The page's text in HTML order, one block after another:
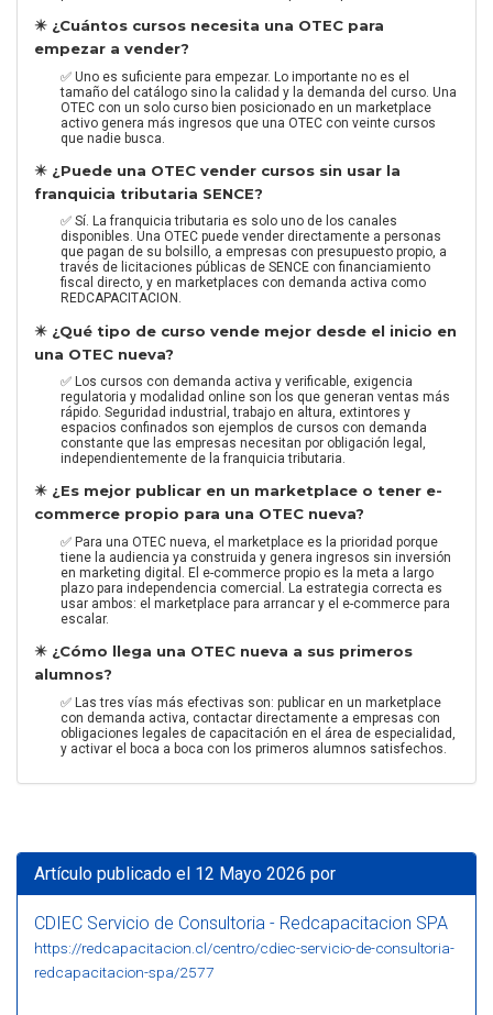
✴️ ¿Cuántos cursos necesita una OTEC para
empezar a vender?
✅ Uno es suficiente para empezar. Lo importante no es el
tamaño del catálogo sino la calidad y la demanda del curso. Una
OTEC con un solo curso bien posicionado en un marketplace
activo genera más ingresos que una OTEC con veinte cursos
que nadie busca.
✴️ ¿Puede una OTEC vender cursos sin usar la
franquicia tributaria SENCE?
✅ Sí. La franquicia tributaria es solo uno de los canales
disponibles. Una OTEC puede vender directamente a personas
que pagan de su bolsillo, a empresas con presupuesto propio, a
través de licitaciones públicas de SENCE con financiamiento
fiscal directo, y en marketplaces con demanda activa como
REDCAPACITACION.
✴️ ¿Qué tipo de curso vende mejor desde el inicio en
una OTEC nueva?
✅ Los cursos con demanda activa y verificable, exigencia
regulatoria y modalidad online son los que generan ventas más
rápido. Seguridad industrial, trabajo en altura, extintores y
espacios confinados son ejemplos de cursos con demanda
constante que las empresas necesitan por obligación legal,
independientemente de la franquicia tributaria.
✴️ ¿Es mejor publicar en un marketplace o tener e-
commerce propio para una OTEC nueva?
✅ Para una OTEC nueva, el marketplace es la prioridad porque
tiene la audiencia ya construida y genera ingresos sin inversión
en marketing digital. El e-commerce propio es la meta a largo
plazo para independencia comercial. La estrategia correcta es
usar ambos: el marketplace para arrancar y el e-commerce para
escalar.
✴️ ¿Cómo llega una OTEC nueva a sus primeros
alumnos?
✅ Las tres vías más efectivas son: publicar en un marketplace
con demanda activa, contactar directamente a empresas con
obligaciones legales de capacitación en el área de especialidad,
y activar el boca a boca con los primeros alumnos satisfechos.
Artículo publicado el 12 Mayo 2026 por
CDIEC Servicio de Consultoria - Redcapacitacion SPA
https://redcapacitacion.cl/centro/cdiec-servicio-de-consultoria-
redcapacitacion-spa/2577